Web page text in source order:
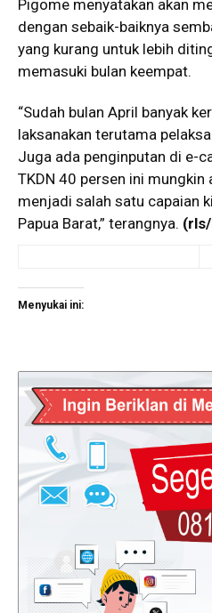
Pigome menyatakan akan
dengan sebaik-baiknya
yang kurang untuk lebih
memasuki bulan keempat.
“Sudah bulan April banyak
laksanakan terutama
Juga ada penginputan di e-
TKDN 40 persen ini mungkin
menjadi salah satu capaian
Papua Barat,” terangnya.
Menyukai ini: